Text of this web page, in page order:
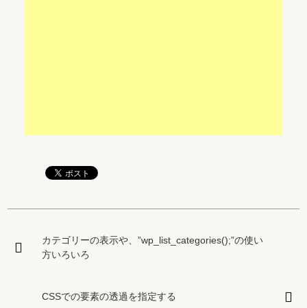
カテゴリーの表示や、”wp_list_categories();”の使い
方いろいろ
CSSでの要素の透過を指定する